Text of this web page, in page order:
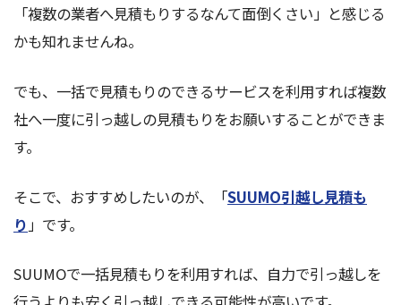
「複数の業者へ見積もりするなんて面倒くさい」と感じる
かも知れませんね。
でも、一括で見積もりのできるサービスを利用すれば複数
社へ一度に引っ越しの見積もりをお願いすることができま
す。
そこで、おすすめしたいのが、「SUUMO引越し見積も
り 」です。
SUUMOで一括見積もりを利用すれば、自力で引っ越しを